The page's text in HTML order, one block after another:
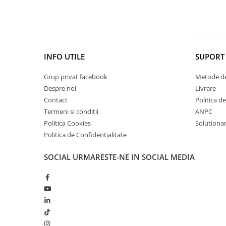
INFO UTILE
Grup privat facebook
Despre noi
Contact
Termeni si conditii
Politica Cookies
Politica de Confidentialitate
Metode
Livrare
Politica
ANPC
SOCIAL URMARESTE-NE IN SOCIAL MEDIA